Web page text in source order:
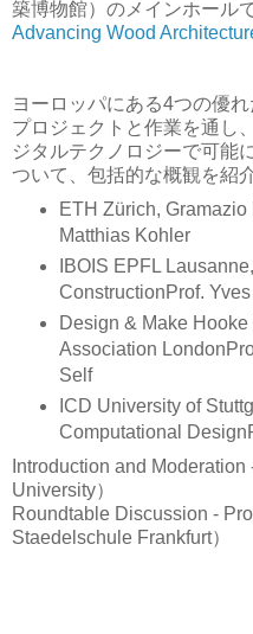
築博物館）のメインホール
Advancing Wood
ヨーロッパにある4つの優
プロジェクトと作業を通し
ジタルテクノロジーで可能
ついて、包括的な概観を紹
ETH Zürich,
Matthias Kohler
IBOIS EPFL
ConstructionProf.
Design & Make Hooke
Association London
Self
ICD University of
Computational Design
Introduction and
University）
Roundtable Discussion -
Staedelschule Frankfurt）